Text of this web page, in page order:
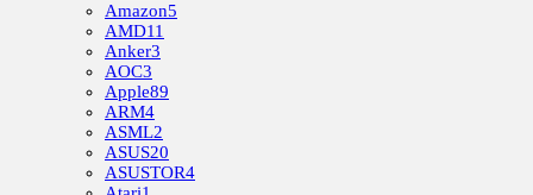
Amazon5
AMD11
Anker3
AOC3
Apple89
ARM4
ASML2
ASUS20
ASUSTOR4